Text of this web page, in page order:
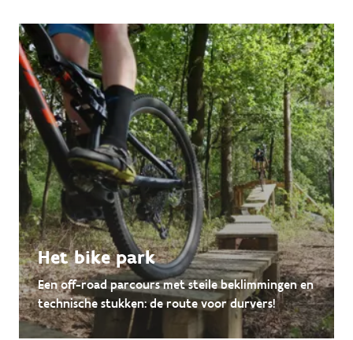
Het bike park
Een off-road parcours met steile beklimmingen en
technische stukken: de route voor durvers!